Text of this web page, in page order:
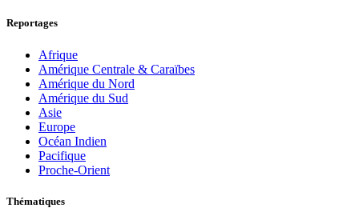
Reportages
Afrique
Amérique Centrale & Caraïbes
Amérique du Nord
Amérique du Sud
Asie
Europe
Océan Indien
Pacifique
Proche-Orient
Thématiques